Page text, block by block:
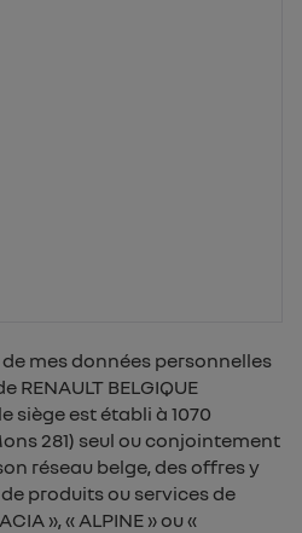
mes données personnelles
BELGIQUE
siège est établi à 1070
281) seul ou conjointement
réseau belge, des offres y
produits ou services de
», « ALPINE » ou «